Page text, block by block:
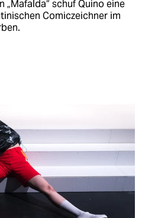
schuf Quino eine
Comiczeichner im